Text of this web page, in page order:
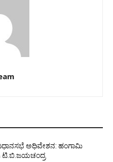
ಅಧಿವೇಶನ: ಹಂಗಾಮಿ
ಟಿ.ಬಿ.ಜಯಚಂದ್ರ